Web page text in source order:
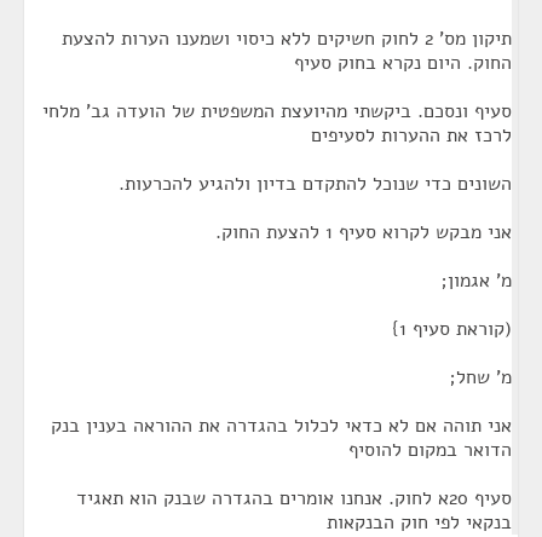
תיקון מס' 2 לחוק חשיקים ללא כיסוי ושמענו הערות להצעת
החוק. היום נקרא בחוק סעיף
סעיף ונסכם. ביקשתי מהיועצת המשפטית של הועדה גב' מלחי
לרכז את ההערות לסעיפים
השונים כדי שנוכל להתקדם בדיון ולהגיע להכרעות.
אני מבקש לקרוא סעיף 1 להצעת החוק.
מ' אגמון;
(קוראת סעיף 1}
מ' שחל;
אני תוהה אם לא כדאי לכלול בהגדרה את ההוראה בענין בנק
הדואר במקום להוסיף
סעיף 20א לחוק. אנחנו אומרים בהגדרה שבנק הוא תאגיד
בנקאי לפי חוק הבנקאות